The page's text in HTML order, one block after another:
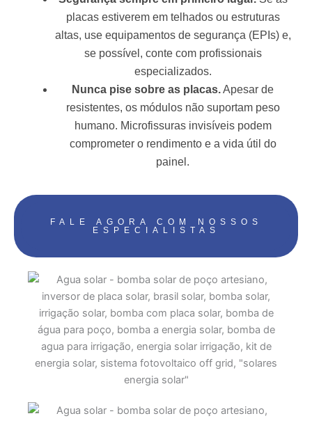
placas estiverem em telhados ou estruturas
altas, use equipamentos de segurança (EPIs) e,
se possível, conte com profissionais
especializados.
Nunca pise sobre as placas.Apesar de
resistentes, os módulos não suportam peso
humano. Microfissuras invisíveis podem
comprometer o rendimento e a vida útil do
painel.
FALE AGORA COM NOSSOS
ESPECIALISTAS